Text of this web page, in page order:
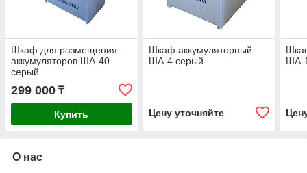
Шкаф для размещения
аккумуляторов ША-40
серый
299 000 ₸
Купить
Шкаф аккумуляторный
ША-4 серый
Цену уточняйте
ША-
О нас